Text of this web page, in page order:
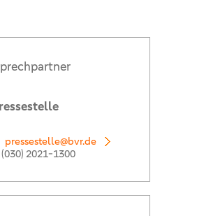
pressestelle@bvr.de
(030) 2021-1300